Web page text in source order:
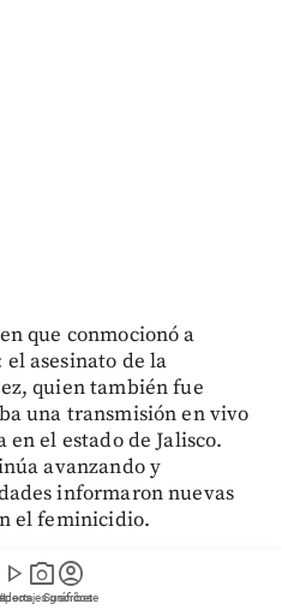
play_arrow photo_camera
gráficos
account_circle
Suscríbete
que conmocionó a
asesinato de la
quien también fue
una transmisión en vivo
el estado de Jalisco.
avanzando y
informaron nuevas
el feminicidio.
premium o profundizar